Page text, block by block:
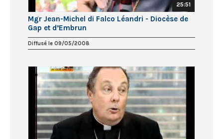
25:51
Mgr Jean-Michel di Falco Léandri - Diocèse de
Gap et d’Embrun
Diffusé le 09/05/2008